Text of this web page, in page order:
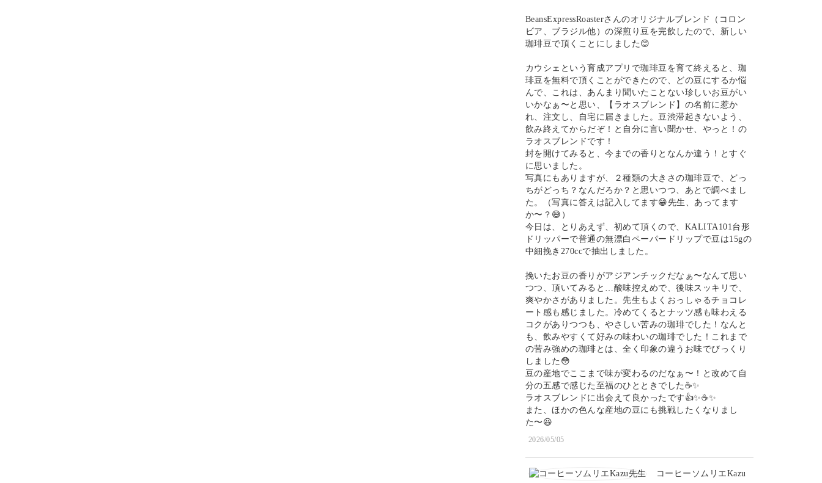
BeansExpressRoasterさんのオリジナルブレンド（コロン
ビア、ブラジル他）の深煎り豆を完飲したので、新しい
珈琲豆で頂くことにしました😊
カウシェという育成アプリで珈琲豆を育て終えると、珈
琲豆を無料で頂くことができたので、どの豆にするか悩
んで、これは、あんまり聞いたことない珍しいお豆がい
いかなぁ〜と思い、【ラオスブレンド】の名前に惹か
れ、注文し、自宅に届きました。豆渋滞起きないよう、
飲み終えてからだぞ！と自分に言い聞かせ、やっと！の
ラオスブレンドです！
封を開けてみると、今までの香りとなんか違う！とすぐ
に思いました。
写真にもありますが、２種類の大きさの珈琲豆で、どっ
ちがどっち？なんだろか？と思いつつ、あとで調べまし
た。（写真に答えは記入してます😁先生、あってます
か〜？😅）
今日は、とりあえず、初めて頂くので、KALITA101台形
ドリッパーで普通の無漂白ペーパードリップで豆は15gの
中細挽き270ccで抽出しました。
挽いたお豆の香りがアジアンチックだなぁ〜なんて思い
つつ、頂いてみると…酸味控えめで、後味スッキリで、
爽やかさがありました。先生もよくおっしゃるチョコレ
ート感も感じました。冷めてくるとナッツ感も味わえる
コクがありつつも、やさしい苦みの珈琲でした！なんと
も、飲みやすくて好みの味わいの珈琲でした！これまで
の苦み強めの珈琲とは、全く印象の違うお味でびっくり
しました😳
豆の産地でここまで味が変わるのだなぁ〜！と改めて自
分の五感で感じた至福のひとときでした☕✨
ラオスブレンドに出会えて良かったです👍✨☕✨
また、ほかの色んな産地の豆にも挑戦したくなりまし
た〜😆
2026/05/05
コーヒーソムリエKazu